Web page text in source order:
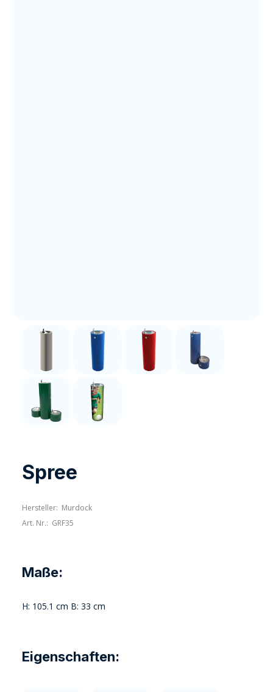
Spree
Hersteller: Murdock
Art. Nr.: GRF35
Maße:
H: 105.1 cm B: 33 cm
Eigenschaften: